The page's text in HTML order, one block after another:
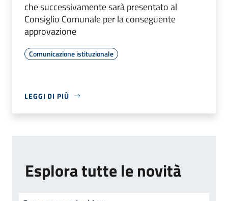
che successivamente sarà presentato al
Consiglio Comunale per la conseguente
approvazione
Comunicazione istituzionale
LEGGI DI PIÙ
Esplora tutte le novità